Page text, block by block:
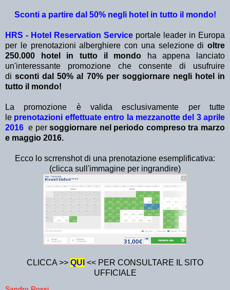
Sconti a partire dal 50% negli hotel in tutto il mondo!
HRS - Hotel Reservation Service portale leader in Europa
per le prenotazioni alberghiere con una selezione di oltre
250.000 hotel in tutto il mondo ha appena lanciato
un'interessante promozione che consente di usufruire
disconti dal 50% al 70% per soggiornare negli hotel in
tutto il mondo!
La promozione è valida esclusivamente per tutte
le prenotazioni effettuate entro la mezzanotte del 3 aprile
2016 e persoggiornare nel periodo compreso tra marzo
e maggio 2016.
Ecco lo scrrenshot di una prenotazione esemplificativa:
(clicca sull'immagine per ingrandire)
CLICCA >> QUI << PER CONSULTARE IL SITO
UFFICIALE